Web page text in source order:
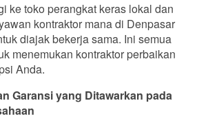
ke toko perangkat keras lokal dan
kontraktor mana di Denpasar
diajak bekerja sama. Ini semua
menemukan kontraktor perbaikan
Anda.
Garansi yang Ditawarkan pada